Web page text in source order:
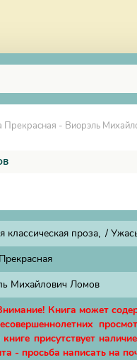
Прекрасная - Виорэль
классическая проза /
Михайлович Ломов
Книга может
книге присутствует
- просьба написать на